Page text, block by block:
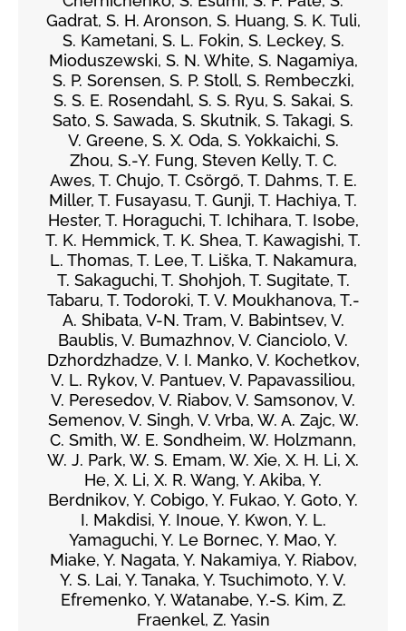
Gadrat, S. H. Aronson, S. Huang, S. K. Tuli,
S. Kametani, S. L. Fokin, S. Leckey, S.
Mioduszewski, S. N. White, S. Nagamiya,
S. P. Sorensen, S. P. Stoll, S. Rembeczki,
S. S. E. Rosendahl, S. S. Ryu, S. Sakai, S.
Sato, S. Sawada, S. Skutnik, S. Takagi, S.
V. Greene, S. X. Oda, S. Yokkaichi, S.
Zhou, S.-Y. Fung, Steven Kelly, T. C.
Awes, T. Chujo, T. Csörgő, T. Dahms, T. E.
Miller, T. Fusayasu, T. Gunji, T. Hachiya, T.
Hester, T. Horaguchi, T. Ichihara, T. Isobe,
T. K. Hemmick, T. K. Shea, T. Kawagishi, T.
L. Thomas, T. Lee, T. Liška, T. Nakamura,
T. Sakaguchi, T. Shohjoh, T. Sugitate, T.
Tabaru, T. Todoroki, T. V. Moukhanova, T.-
A. Shibata, V-N. Tram, V. Babintsev, V.
Baublis, V. Bumazhnov, V. Cianciolo, V.
Dzhordzhadze, V. I. Manko, V. Kochetkov,
V. L. Rykov, V. Pantuev, V. Papavassiliou,
V. Peresedov, V. Riabov, V. Samsonov, V.
Semenov, V. Singh, V. Vrba, W. A. Zajc, W.
C. Smith, W. E. Sondheim, W. Holzmann,
W. J. Park, W. S. Emam, W. Xie, X. H. Li, X.
He, X. Li, X. R. Wang, Y. Akiba, Y.
Berdnikov, Y. Cobigo, Y. Fukao, Y. Goto, Y.
I. Makdisi, Y. Inoue, Y. Kwon, Y. L.
Yamaguchi, Y. Le Bornec, Y. Mao, Y.
Miake, Y. Nagata, Y. Nakamiya, Y. Riabov,
Y. S. Lai, Y. Tanaka, Y. Tsuchimoto, Y. V.
Efremenko, Y. Watanabe, Y.-S. Kim, Z.
Fraenkel, Z. Yasin